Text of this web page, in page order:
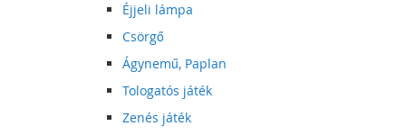
Éjjeli lámpa
Csörgő
Ágynemű, Paplan
Tologatós játék
Zenés játék